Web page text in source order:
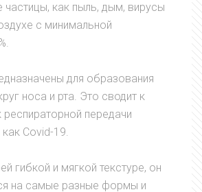
частицы, как пыль, дым, вирусы
с минимальной
для образования
носа и рта. Это сводит к
передачи
как Covid-19.
гибкой и мягкой текстуре, он
на самые разные формы и